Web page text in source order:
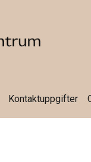
Kontaktuppgifter